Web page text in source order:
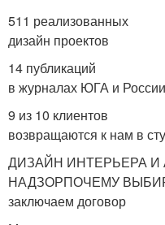
511 реализованных
дизайн проектов
14 публикаций
в журналах ЮГА и России
9 из 10 клиентов
возвращаются к нам в
ДИЗАЙН ИНТЕРЬЕРА И
НАДЗОРПОЧЕМУ
заключаем договор